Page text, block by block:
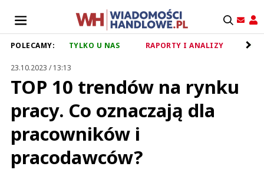
POLECAMY: TYLKO U NAS RAPORTY I ANALIZY
23.10.2023 / 13:13
TOP 10 trendów na rynku
pracy. Co oznaczają dla
pracowników i
pracodawców?